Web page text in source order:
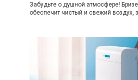
Забудьте о душной атмосфере!
обеспечит чистый и свежий воздух,